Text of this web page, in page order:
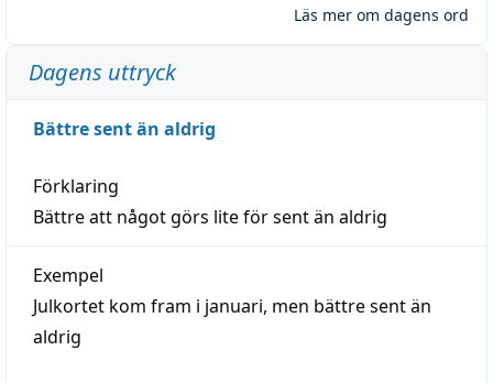
Läs mer om dagens ord
Dagens uttryck
Bättre sent än aldrig
Förklaring
Bättre att något görs lite för sent än aldrig
Exempel
Julkortet kom fram i januari, men bättre sent än
aldrig